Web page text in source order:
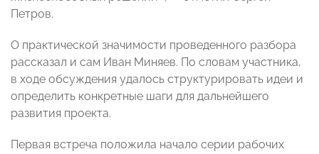
Петров.
О практической значимости проведенного разбора
рассказал и сам Иван Миняев. По словам участника,
в ходе обсуждения удалось структурировать идеи и
определить конкретные шаги для дальнейшего
развития проекта.
Первая встреча положила начало серии рабочих